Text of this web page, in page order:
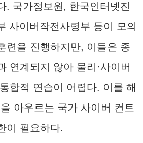
. 국가정보원, 한국인터넷진
사이버작전사령부 등이 모의
련을 진행하지만, 이들은 종
연계되지 않아 물리·사이버
합적 연습이 어렵다. 이를 해
아우르는 국가 사이버 컨트
이 필요하다.